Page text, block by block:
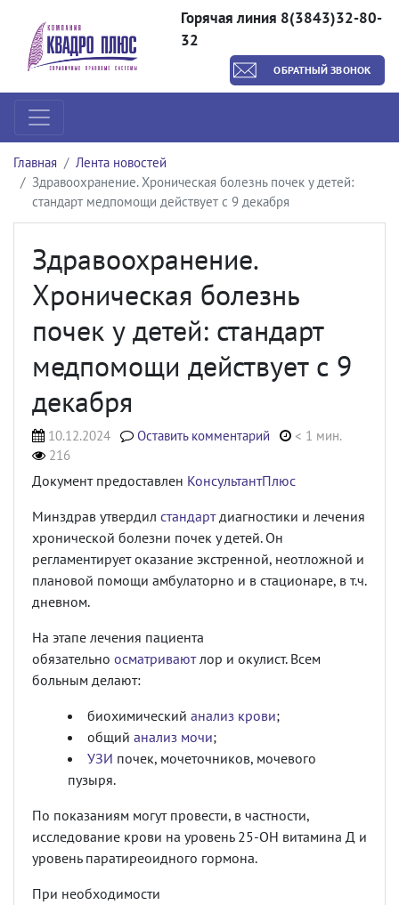
Горячая линия 8(3843)32-80-
32
ОБРАТНЫЙ ЗВОНОК
Главная
Лента новостей
Здравоохранение. Хроническая болезнь почек у детей:
стандарт медпомощи действует с 9 декабря
Здравоохранение.
Хроническая болезнь
почек у детей: стандарт
медпомощи действует с 9
декабря
10.12.2024 Оставить комментарий
< 1 мин.
216
Документ предоставлен КонсультантПлюс
Минздрав утвердил стандартдиагностики и лечения
хронической болезни почек у детей. Он
регламентирует оказание экстренной, неотложной и
плановой помощи амбулаторно и в стационаре, в т.ч.
дневном.
На этапе лечения пациента
обязательно осматриваютлор и окулист. Всем
больным делают:
биохимический анализ крови;
общий анализ мочи;
УЗИ почек, мочеточников, мочевого
пузыря.
По показаниям могут провести, в частности,
исследование крови на уровень 25-OH витамина Д и
уровень паратиреоидного гормона.
При необходимости